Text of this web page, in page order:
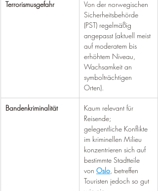
Terrorismusgefahr
Von der norwegischen
Sicherheitsbehörde
(PST) regelmäßig
angepasst (aktuell meist
auf moderatem bis
erhöhtem Niveau,
Wachsamkeit an
symbolträchtigen
Orten).
Bandenkriminalität
Kaum relevant für
Reisende;
gelegentliche Konflikte
im kriminellen Milieu
konzentrieren sich auf
bestimmte Stadtteile
von Oslo, betreffen
Touristen jedoch so gut